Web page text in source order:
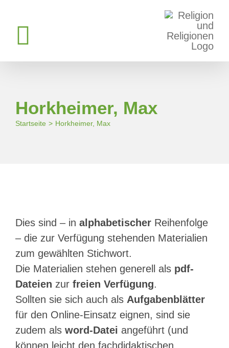
Horkheimer, Max
Startseite Horkheimer, Max
Dies sind – in alphabetischer Reihenfolge
– die zur Verfügung stehenden Materialien
zum gewählten Stichwort.
Die Materialien stehen generell als pdf-
Dateien zur freien Verfügung.
Sollten sie sich auch als Aufgabenblätter
für den Online-Einsatz eignen, sind sie
zudem als word-Datei angeführt (und
können leicht den fachdidaktischen